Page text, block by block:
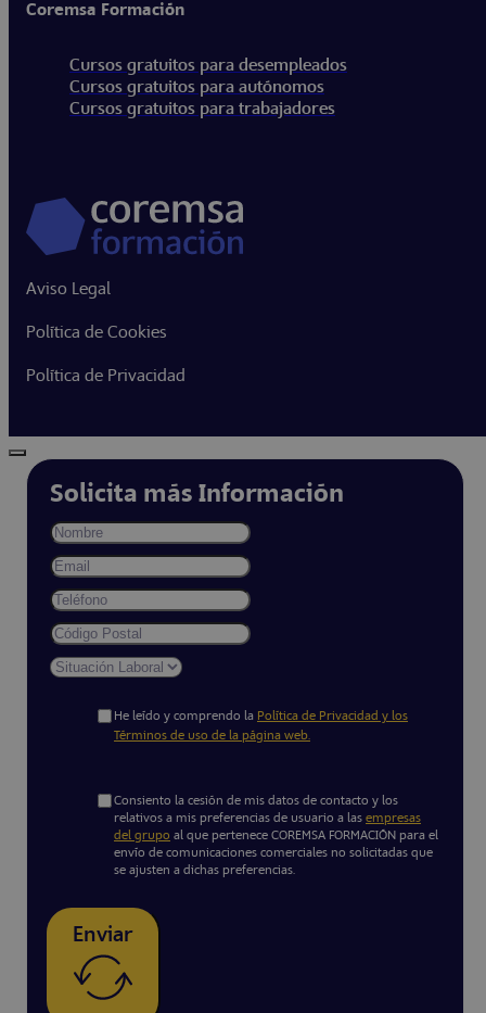
Coremsa Formación
Cursos gratuitos para desempleados
Cursos gratuitos para autónomos
Cursos gratuitos para trabajadores
Aviso Legal
Política de Cookies
Política de Privacidad
Solicita más Información
He leído y comprendo la Política de Privacidad y los
Términos de uso de la página web.
Consiento la cesión de mis datos de contacto y los
relativos a mis preferencias de usuario a las empresas
del grupo al que pertenece COREMSA FORMACIÓN para el
envío de comunicaciones comerciales no solicitadas que
se ajusten a dichas preferencias.
Enviar